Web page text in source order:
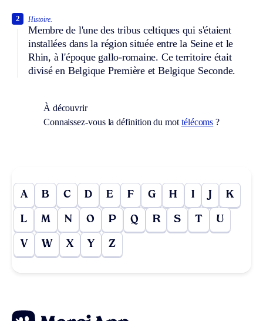
Histoire.
Membre de l'une des tribus celtiques qui s'étaient
installées dans la région située entre la Seine et le
Rhin, à l'époque gallo-romaine. Ce territoire était
divisé en Belgique Première et Belgique Seconde.
2
À découvrir
Connaissez-vous la définition du mot télécoms ?
A B C D E F G H I J K
L M N O P Q R S T U
V W X Y Z